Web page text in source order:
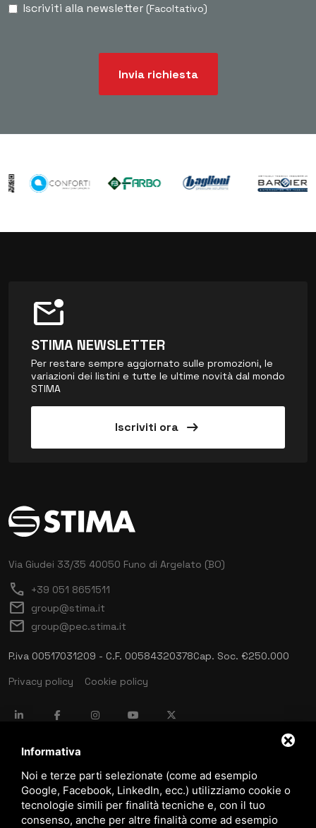
Iscriviti alla newsletter (Facoltativo)
Invia richiesta
mark_email_unread
STIMA NEWSLETTER
Per restare sempre aggiornato sulle promozioni, le
variazioni dei listini e tutte le ultime novità dal mondo
STIMA
Iscriviti ora arrow_right_alt
Via Giudei 33/35 40050 Funo di Argelato (BO)
call +39 051 8651511
mail group@stima.it
mail group@pec.stima.it
P.iva 00517031209 - C.F. 00584320378Cap. Soc. €250.000
Privacy policy
Cookie policy
language ITALIANO
download Catalogo Stima
Informativa
Noi e terze parti selezionate (come ad esempio
Google, Facebook, LinkedIn, ecc.) utilizziamo cookie o
tecnologie simili per finalità tecniche e, con il tuo
consenso, anche per altre finalità come ad esempio